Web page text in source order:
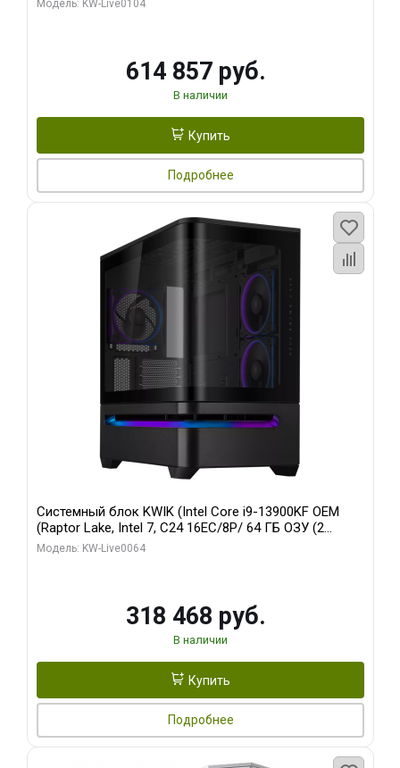
Модель: KW-Live0104
614 857 руб.
В наличии
Купить
Подробнее
Системный блок KWIK (Intel Core i9-13900KF OEM
(Raptor Lake, Intel 7, C24 16EC/8P/ 64 ГБ ОЗУ (2
модуля)/ ASUS RTX5080 PROART OC 16GB GDDR7
Модель: KW-Live0064
318 468 руб.
В наличии
Купить
Подробнее